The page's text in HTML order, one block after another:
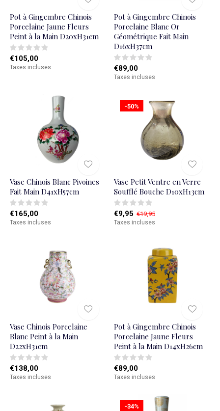
Pot à Gingembre Chinois
Porcelaine Jaune Fleurs
Peint à la Main D20xH31cm
€105,00
Taxes incluses
Pot à Gingembre Chinois
Porcelaine Blanc Or
Géométrique Fait Main
D16xH37cm
€89,00
Taxes incluses
Vase Chinois Blanc Pivoines
Fait Main D41xH57cm
€165,00
Taxes incluses
-50%
Vase Petit Ventre en Verre
Soufflé Bouche D10xH13cm
€9,95 €19,95
Taxes incluses
Vase Chinois Porcelaine
Blanc Peint à la Main
D22xH31cm
€138,00
Taxes incluses
Pot à Gingembre Chinois
Porcelaine Jaune Fleurs
Peint à la Main D14xH26cm
€89,00
Taxes incluses
-34%